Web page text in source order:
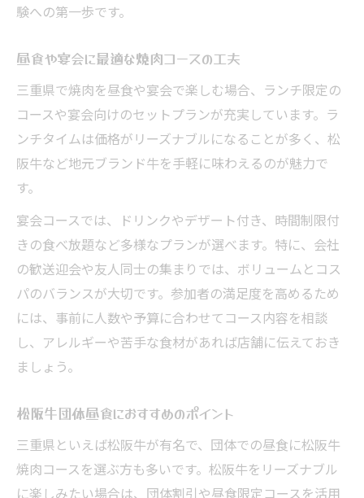
験への第一歩です。
昼食や宴会に最適な焼肉コースの工夫
三重県で焼肉を昼食や宴会で楽しむ場合、ランチ限定の
コースや宴会向けのセットプランが充実しています。ラ
ンチタイムは価格がリーズナブルになることが多く、松
阪牛など地元ブランド牛を手軽に味わえるのが魅力で
す。
宴会コースでは、ドリンクやデザート付き、時間制限付
きの食べ放題など多様なプランが選べます。特に、会社
の歓送迎会や友人同士の集まりでは、ボリュームとコス
パのバランスが大切です。参加者の満足度を高めるため
には、事前に人数や予算に合わせてコース内容を相談
し、アレルギーや苦手な食材があれば店舗に伝えておき
ましょう。
松阪牛団体昼食におすすめのポイント
三重県といえば松阪牛が有名で、団体での昼食に松阪牛
焼肉コースを選ぶ方も多いです。松阪牛をリーズナブル
に楽しみたい場合は、団体割引や昼食限定コースを活用